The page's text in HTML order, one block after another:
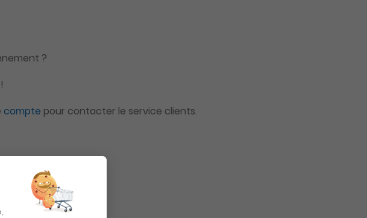
?
compte pour contacter le service clients.
à 18h
75018 Paris